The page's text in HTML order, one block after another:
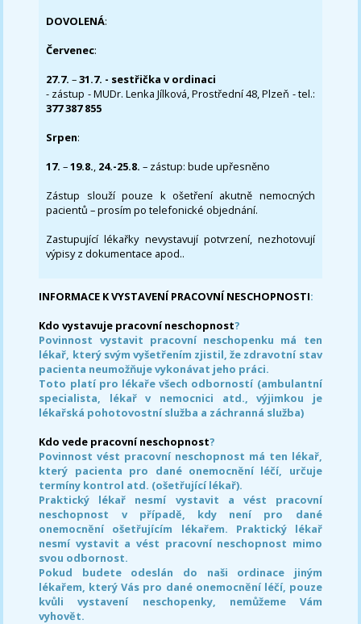
DOVOLENÁ:
Červenec:
27.7.–31.7. - sestřička v ordinaci
- zástup - MUDr. Lenka Jílková, Prostřední 48, Plzeň - tel.:
377 387 855
Srpen:
17. –19.8., 24.-25.8. – zástup: bude upřesněno
Zástup slouží pouze k ošetření akutně nemocných
pacientů – prosím po telefonické objednání.
Zastupující lékařky nevystavují potvrzení, nezhotovují
výpisy z dokumentace apod..
INFORMACE K VYSTAVENÍ PRACOVNÍ NESCHOPNOSTI:
Kdo vystavuje pracovní neschopnost?
Povinnost vystavit pracovní neschopenku má ten
lékař, který svým vyšetřením zjistil, že zdravotní stav
pacienta neumožňuje vykonávat jeho práci.
Toto platí pro lékaře všech odborností (ambulantní
specialista, lékař v nemocnici atd., výjimkou je
lékařská pohotovostní služba a záchranná služba)
Kdo vede pracovní neschopnost?
Povinnost vést pracovní neschopnost má ten lékař,
který pacienta pro dané onemocnění léčí, určuje
termíny kontrol atd. (ošetřující lékař).
Praktický lékař nesmí vystavit a vést pracovní
neschopnost v případě, kdy není pro dané
onemocnění ošetřujícím lékařem. Praktický lékař
nesmí vystavit a vést pracovní neschopnost mimo
svou odbornost.
Pokud budete odeslán do naši ordinace jiným
lékařem, který Vás pro dané onemocnění léčí, pouze
kvůli vystavení neschopenky, nemůžeme Vám
vyhovět.